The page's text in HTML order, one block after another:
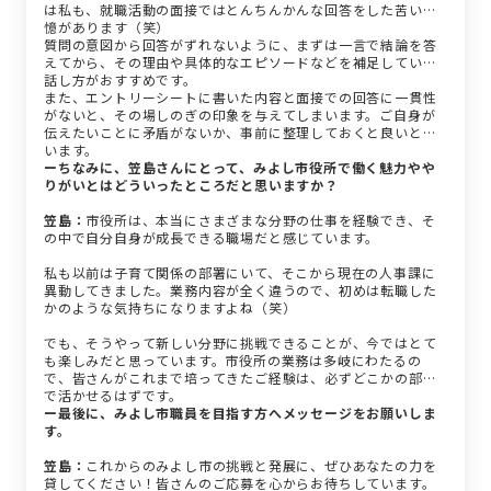
は私も、就職活動の面接ではとんちんかんな回答をした苦い記
憶があります（笑）
質問の意図から回答がずれないように、まずは一言で結論を答
えてから、その理由や具体的なエピソードなどを補足していく
話し方がおすすめです。
また、エントリーシートに書いた内容と面接での回答に一貫性
がないと、その場しのぎの印象を与えてしまいます。ご自身が
伝えたいことに矛盾がないか、事前に整理しておくと良いと思
います。
ーちなみに、笠島さんにとって、みよし市役所で働く魅力やや
りがいとはどういったところだと思いますか？
笠島： 市役所は、本当にさまざまな分野の仕事を経験でき、そ
の中で自分自身が成長できる職場だと感じています。
私も以前は子育て関係の部署にいて、そこから現在の人事課に
異動してきました。業務内容が全く違うので、初めは転職した
かのような気持ちになりますよね（笑）
でも、そうやって新しい分野に挑戦できることが、今ではとて
も楽しみだと思っています。市役所の業務は多岐にわたるの
で、皆さんがこれまで培ってきたご経験は、必ずどこかの部署
で活かせるはずです。
ー最後に、みよし市職員を目指す方へメッセージをお願いしま
す。
笠島： これからのみよし市の挑戦と発展に、ぜひあなたの力を
貸してください！皆さんのご応募を心からお待ちしています。